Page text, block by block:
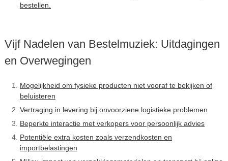
bestellen.
Vijf Nadelen van Bestelmuziek: Uitdagingen
en Overwegingen
Mogelijkheid om fysieke producten niet vooraf te bekijken of
beluisteren
Vertraging in levering bij onvoorziene logistieke problemen
Beperkte interactie met verkopers voor persoonlijk advies
Potentiële extra kosten zoals verzendkosten en
importbelastingen